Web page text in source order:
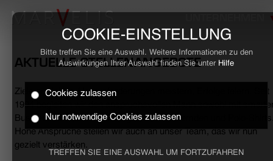
COOKIE-EINSTELLUNG
Bitte treffen Sie eine Auswahl. Weitere Informationen zu den
Auswirkungen Ihrer Auswahl finden Sie unter Hilfe
Cookies zulassen
Nur notwendige Cookies zulassen
TREFFEN SIE EINE AUSWAHL UM FORTZUFAHREN
HOME
BUSINESS
AKTUELLE STELLENANGEBOTE
Ziele erreichen, Herausforderungen meistern, Erfolge feiern. Seit
1994 begleiten wir den anspruchsvollen Mann sowohl mit
Business- als auch mit lässigen Casual-Hemden und Polo-
Hohe Ansprüche stellen wir auch an unser Team, das wir nun
gezielt verstärken.